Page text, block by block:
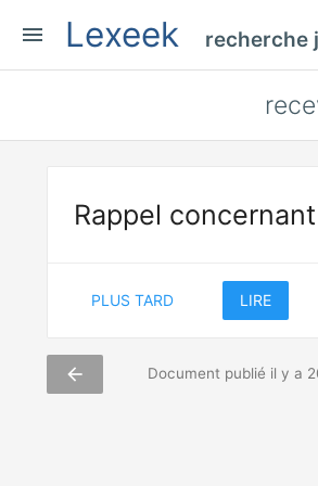
menu Lexeek recherche
Rappel
PLUS TARD LIRE
arrow_back Document publié il y a